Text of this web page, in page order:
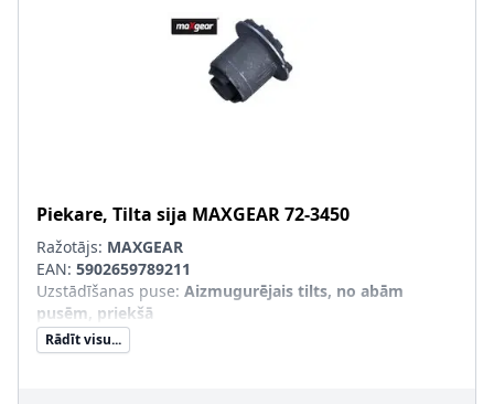
Piekare, Tilta sija MAXGEAR72-3450
Ražotājs: MAXGEAR
EAN: 5902659789211
Uzstādīšanas puse: Aizmugurējais tilts, no abām
pusēm, priekšā
Rādīt visu...